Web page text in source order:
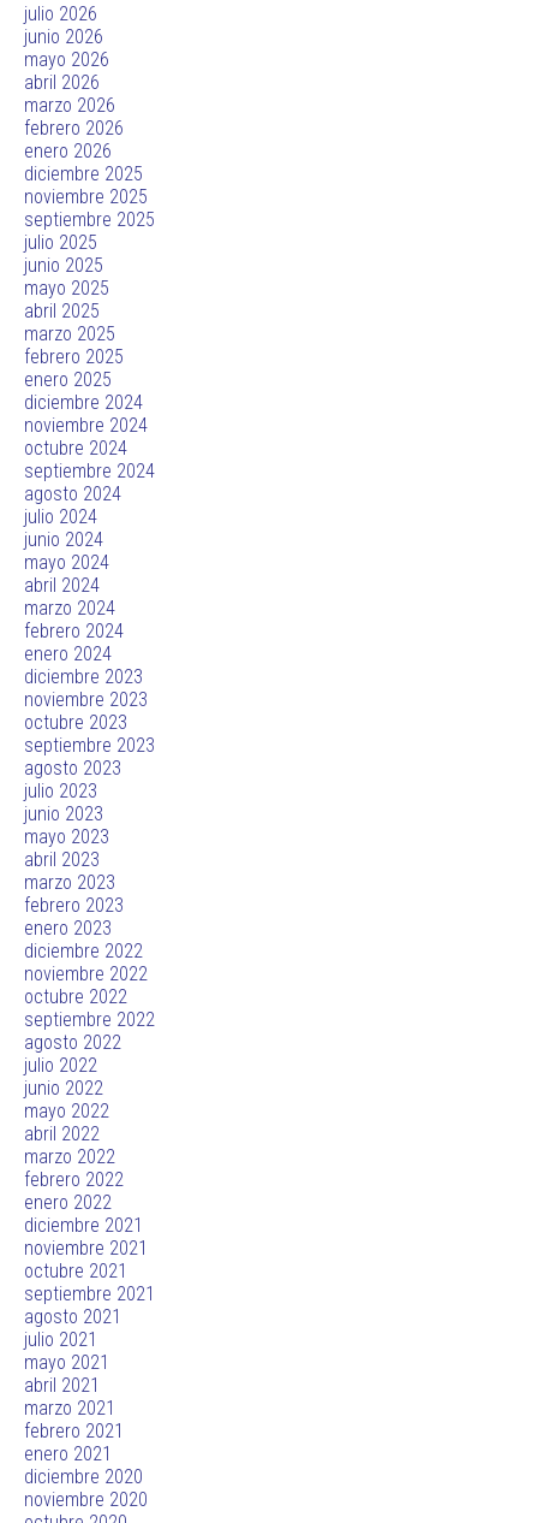
julio 2026
junio 2026
mayo 2026
abril 2026
marzo 2026
febrero 2026
enero 2026
diciembre 2025
noviembre 2025
septiembre 2025
julio 2025
junio 2025
mayo 2025
abril 2025
marzo 2025
febrero 2025
enero 2025
diciembre 2024
noviembre 2024
octubre 2024
septiembre 2024
agosto 2024
julio 2024
junio 2024
mayo 2024
abril 2024
marzo 2024
febrero 2024
enero 2024
diciembre 2023
noviembre 2023
octubre 2023
septiembre 2023
agosto 2023
julio 2023
junio 2023
mayo 2023
abril 2023
marzo 2023
febrero 2023
enero 2023
diciembre 2022
noviembre 2022
octubre 2022
septiembre 2022
agosto 2022
julio 2022
junio 2022
mayo 2022
abril 2022
marzo 2022
febrero 2022
enero 2022
diciembre 2021
noviembre 2021
octubre 2021
septiembre 2021
agosto 2021
julio 2021
mayo 2021
abril 2021
marzo 2021
febrero 2021
enero 2021
diciembre 2020
noviembre 2020